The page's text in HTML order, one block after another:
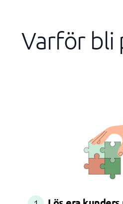
Varför bli